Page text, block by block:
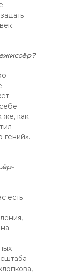
же, как
есть